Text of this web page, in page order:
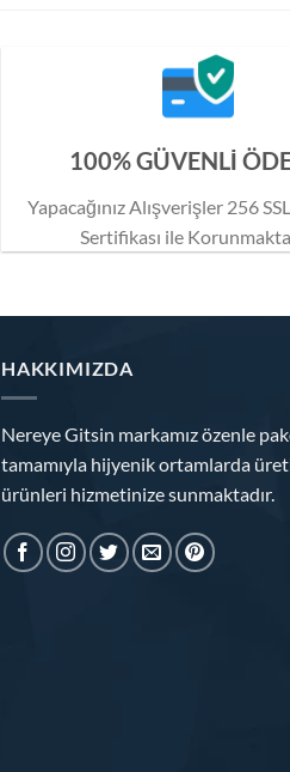
100% GÜVENLİ
Yapacağınız Alışverişler 256
Sertifikası ile
HAKKIMIZDA
Nereye Gitsin markamız özenle
tamamıyla hijyenik ortamlarda
ürünleri hizmetinize sunmaktadır.